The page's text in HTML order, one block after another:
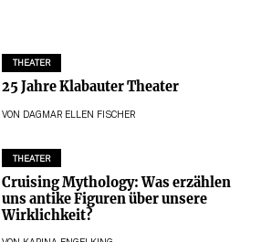
THEATER
25 Jahre Klabauter Theater
VON DAGMAR ELLEN FISCHER
THEATER
Cruising Mythology: Was erzählen
uns antike Figuren über unsere
Wirklichkeit?